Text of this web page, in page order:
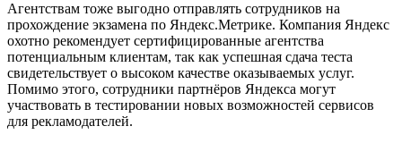
Агентствам тоже выгодно отправлять сотрудников на
прохождение экзамена по Яндекс.Метрике. Компания Яндекс
охотно рекомендует сертифицированные агентства
потенциальным клиентам, так как успешная сдача теста
свидетельствует о высоком качестве оказываемых услуг.
Помимо этого, сотрудники партнёров Яндекса могут
участвовать в тестировании новых возможностей сервисов
для рекламодателей.